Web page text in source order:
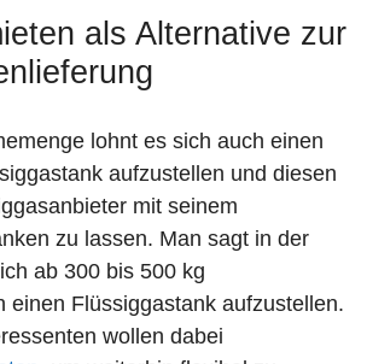
als Alternative zur
lohnt es sich auch einen
aufzustellen und diesen
mit seinem
zu lassen. Man sagt in der
ab 300 bis 500 kg
einen Flüssiggastank aufzustellen.
wollen dabei